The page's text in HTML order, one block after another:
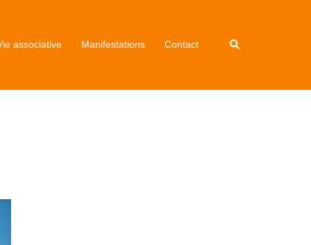
associative Manifestations Contact